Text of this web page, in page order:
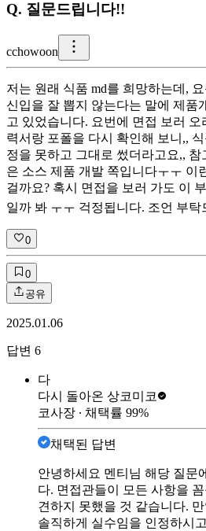
Q. 질문드립니다!!
cchowoon
저는 원래 식품 md를 희망하는데,
신입을 잘 뽑지 않는다는 말에 제품
고 있었습니다. 요번에 면접 보러 오
력서랑 포폴을 다시 확인해 보니,,
정을 못하고 그대로 썼더라고요,,
은 소스 제품 개발 쪽입니다ㅜㅜ 이
걸까요? 혹시 면접을 보러 가도 이
일까 봐 ㅜㅜ 걱정됩니다. 조언 부탁
0
0
공유
2025.01.06
답변 6
다
다시 돌아온 상코미코
코사장 ∙ 채택률 99%
채택된 답변
안녕하세요 멘티님 해당 질문
다. 면접관들이 모든 사항을
견하지 못했을 것 같습니다.
솔직하게 실수임을 인정하시